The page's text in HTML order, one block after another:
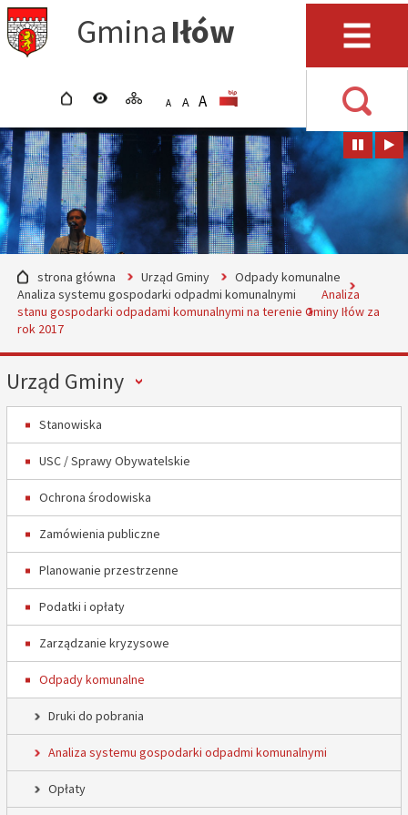
Przejdź do głównego
menu
Przejdź do treści
Przejdź do wyszukiwarki
Przejdź do mapy serwisu
Gmina Iłów Menu
strona głównawersja kontrastowa
mapa serwisu
APOMNIEJSZ CZCIONKĘ
A STANDARDOWY ROZMIAR
A POWIĘKSZ CZCIONKĘ
rozmiar czcionki
strona główna Urząd Gminy
Odpady komunalne
Analiza systemu gospodarki odpadmi komunalnymi
Analiza
stanu gospodarki odpadami komunalnymi na terenie Gminy Iłów za
rok 2017
Menu
Urząd Gminy
Stanowiska
USC / Sprawy Obywatelskie
Ochrona środowiska
Zamówienia publiczne
Planowanie przestrzenne
Podatki i opłaty
Zarządzanie kryzysowe
Odpady komunalne
Druki do pobrania
Analiza systemu gospodarki odpadmi komunalnymi
Opłaty